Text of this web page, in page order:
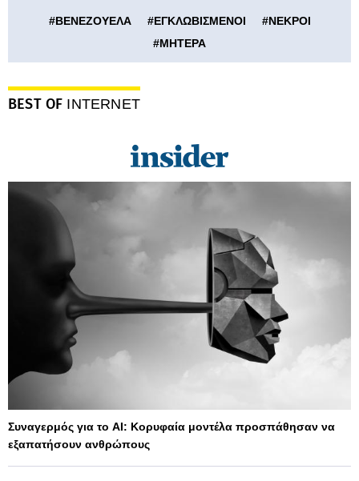
#ΒΕΝΕΖΟΥΕΛΑ #ΕΓΚΛΩΒΙΣΜΕΝΟΙ #ΝΕΚΡΟΙ
#ΜΗΤΕΡΑ
BEST OF INTERNET
Συναγερμός για το AI: Κορυφαία μοντέλα προσπάθησαν να
εξαπατήσουν ανθρώπους